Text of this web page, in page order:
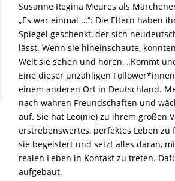
Susanne Regina Meures als
„Es war einmal …“: Die Eltern haben
Spiegel geschenkt, der sich
lässt. Wenn sie hineinschaute,
Welt sie sehen und hören. „Kommt
Eine dieser unzähligen
einem anderen Ort in Deutschland.
nach wahren Freundschaften und
auf. Sie hat Leo(nie) zu ihrem großen
erstrebenswertes, perfektes Leben
sie begeistert und setzt alles daran,
realen Leben in Kontakt zu treten.
aufgebaut.